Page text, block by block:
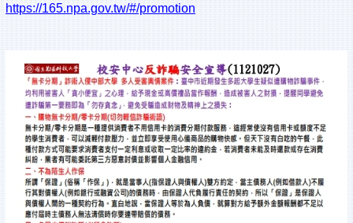
https://165.npa.gov.tw/#/promotion